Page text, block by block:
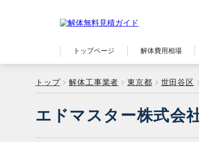
トップページ 解体費用相場
トップ 解体工事業者 東京都 世田谷区
エドマスター株式会